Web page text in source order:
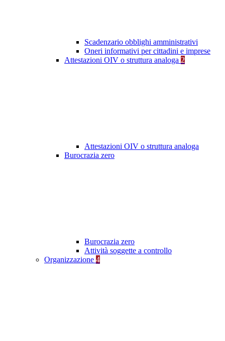
Scadenzario obblighi amministrativi
Oneri informativi per cittadini e imprese
Attestazioni OIV o struttura analoga 2
Attestazioni OIV o struttura analoga
Burocrazia zero
Burocrazia zero
Attività soggette a controllo
Organizzazione 4